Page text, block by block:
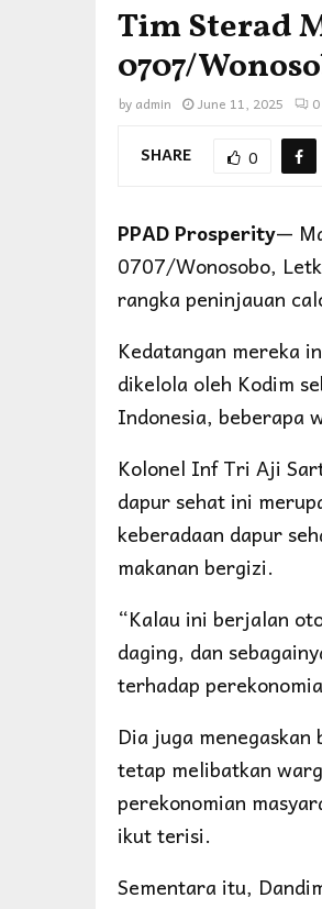
Tim Sterad
0707/
by admin June 11, 2025 0
SHARE 0
PPAD Prosperity—
0707/Wonosobo,
rangka peninjauan
Kedatangan mereka
dikelola oleh Kodim
Indonesia, beberapa
Kolonel Inf Tri Aji
dapur sehat ini
keberadaan dapur
makanan bergizi.
“Kalau ini berjalan
daging, dan
terhadap
Dia juga
tetap melibatkan
perekonomian
ikut terisi.
Sementara itu,